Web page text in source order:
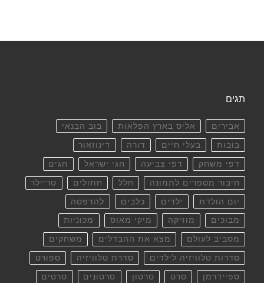
תגים
אבירים אליס בארץ הפלאות בוב הבנאי
בובות בעלי חיים דורה דינוזאור
דפי משחק דפי צביעה חגי ישראל חגים
חיבור מספרים לתמונה חלל חתולים טריילר
יום הולדת ילדים כלבים להדפסה
מבוכים מוזיקה מיקי מאוס מכוניות
מסביב לעולם מצא את ההבדלים משחקים
סדרות טלוויזיה לילדים סדרת טלוויזיה ספורט
ספיידרמן סרט סרטון סרטונים סרטים